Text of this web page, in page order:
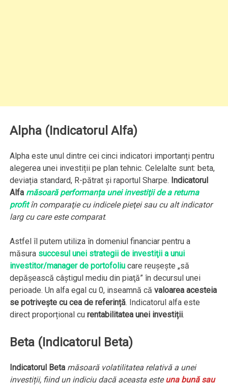
Alpha (Indicatorul Alfa)
Alpha este unul dintre cei cinci indicatori importanți pentru
alegerea unei investiții pe plan tehnic. Celelalte sunt: beta,
deviația standard, R-pătrat și raportul Sharpe. Indicatorul
Alfa măsoară performanța unei investiţii de a returna
profitîn comparaţie cu indicele pieţei sau cu alt indicator
larg cu care este comparat.
Astfel îl putem utiliza în domeniul financiar pentru a
măsura succesul unei strategii de investiţii a unui
investitor/manager de portofoliu care reuşeşte „să
depăşească câştigul mediu din piaţă” în decursul unei
perioade. Un alfa egal cu 0, inseamnă căvaloarea acesteia
se potriveşte cu cea de referință. Indicatorul alfa este
direct proporțional curentabilitatea unei investiții.
Beta (Indicatorul Beta)
Indicatorul Beta măsoară volatilitatea relativă a unei
investiții, fiind un indiciu dacă aceasta esteuna bună sau